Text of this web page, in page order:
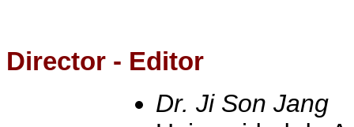
Director - Editor
Dr. Ji Son Jang